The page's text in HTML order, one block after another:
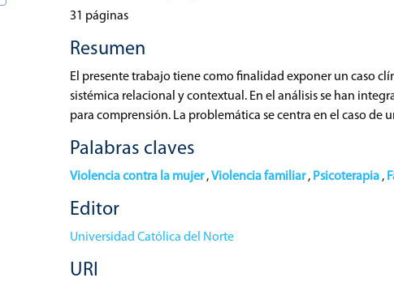
31 páginas
Resumen
El presente trabajo tiene como finalidad exponer un caso
sistémica relacional y contextual. En el análisis se han
para comprensión. La problemática se centra en el caso de
del caso se incluye el contexto sociocultural y la perspectiva
transgeneracional, el enfoque interaccional y la teoría del
violentos. Tras el análisis del caso e concluye que la
dinámica relacional en el que está inmerso el problema,
construyen y perpetúan creencias y significados donde se
Palabras claves
Violencia contra la mujer,Violencia familiar, Psicoterapia ,
Editor
Universidad Católica del Norte
URI